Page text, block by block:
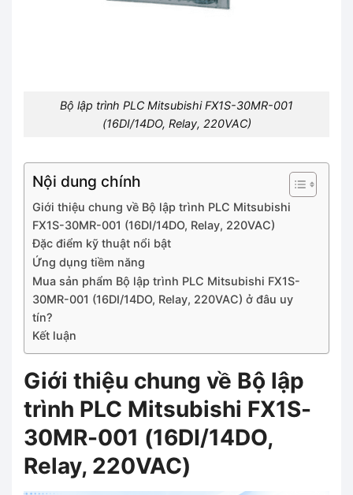
Bộ lập trình PLC Mitsubishi FX1S-30MR-001
(16DI/14DO, Relay, 220VAC)
Nội dung chính
Giới thiệu chung về Bộ lập trình PLC Mitsubishi
FX1S-30MR-001 (16DI/14DO, Relay, 220VAC)
Đặc điểm kỹ thuật nổi bật
Ứng dụng tiềm năng
Mua sản phẩm Bộ lập trình PLC Mitsubishi FX1S-
30MR-001 (16DI/14DO, Relay, 220VAC) ở đâu uy
tín?
Kết luận
Giới thiệu chung về Bộ lập
trình PLC Mitsubishi FX1S-
30MR-001 (16DI/14DO,
Relay, 220VAC)